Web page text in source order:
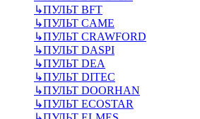
↳ПУЛЬТ BFT
↳ПУЛЬТ CAME
↳ПУЛЬТ CRAWFORD
↳ПУЛЬТ DASPI
↳ПУЛЬТ DEA
↳ПУЛЬТ DITEC
↳ПУЛЬТ DOORHAN
↳ПУЛЬТ ECOSTAR